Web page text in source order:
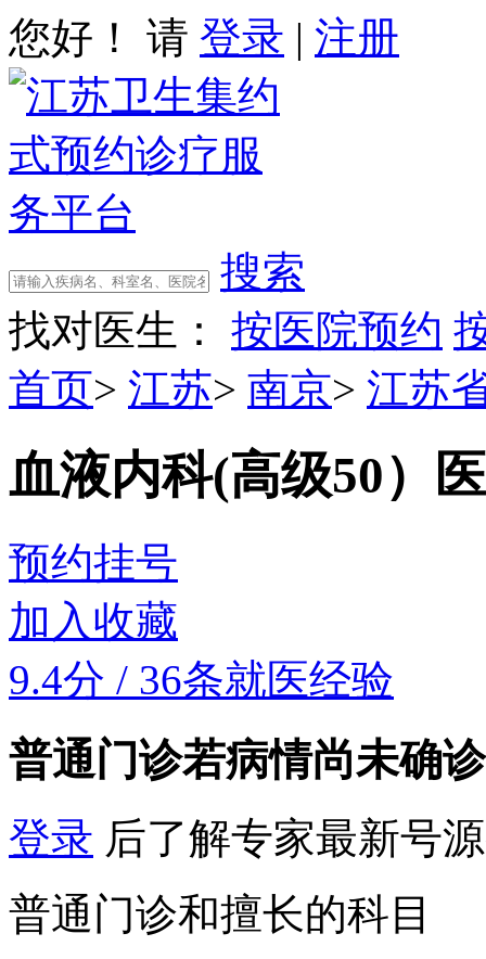
您好！ 请 登录 | 注册
搜索
找对医生：
按医院预约
首页> 江苏> 南京> 江苏
血液内科(高级50）
预约挂号
加入收藏
9.4分 / 36条就医经验
普通门诊若病情尚未确
登录 后了解专家最新号
普通门诊和擅长的科目